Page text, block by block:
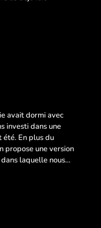
avait dormi avec
investi dans une
En plus du
propose une version
laquelle nous...